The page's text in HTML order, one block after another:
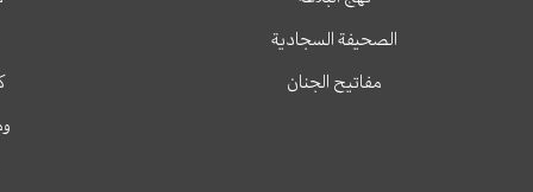
الصحيفة السجادية
مفاتيح الجنان